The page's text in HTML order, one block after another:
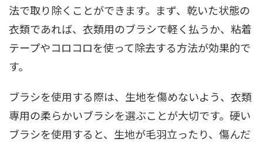
法で取り除くことができます。まず、乾いた状態の
衣類であれば、衣類用のブラシで軽く払うか、粘着
テープやコロコロを使って除去する方法が効果的で
す。
ブラシを使用する際は、生地を傷めないよう、衣類
専用の柔らかいブラシを選ぶことが大切です。硬い
ブラシを使用すると、生地が毛羽立ったり、傷んだ